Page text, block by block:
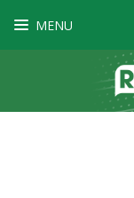
MENU